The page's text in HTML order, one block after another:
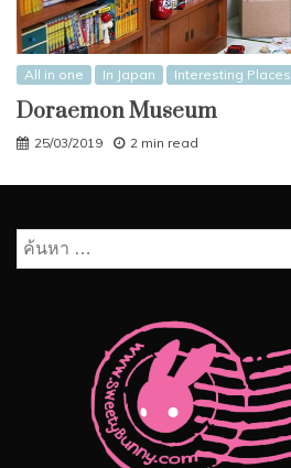
All in one In Japan Interesting Places
Doraemon Museum
25/03/2019 2 min read
ค้นหา
สำหรับ: